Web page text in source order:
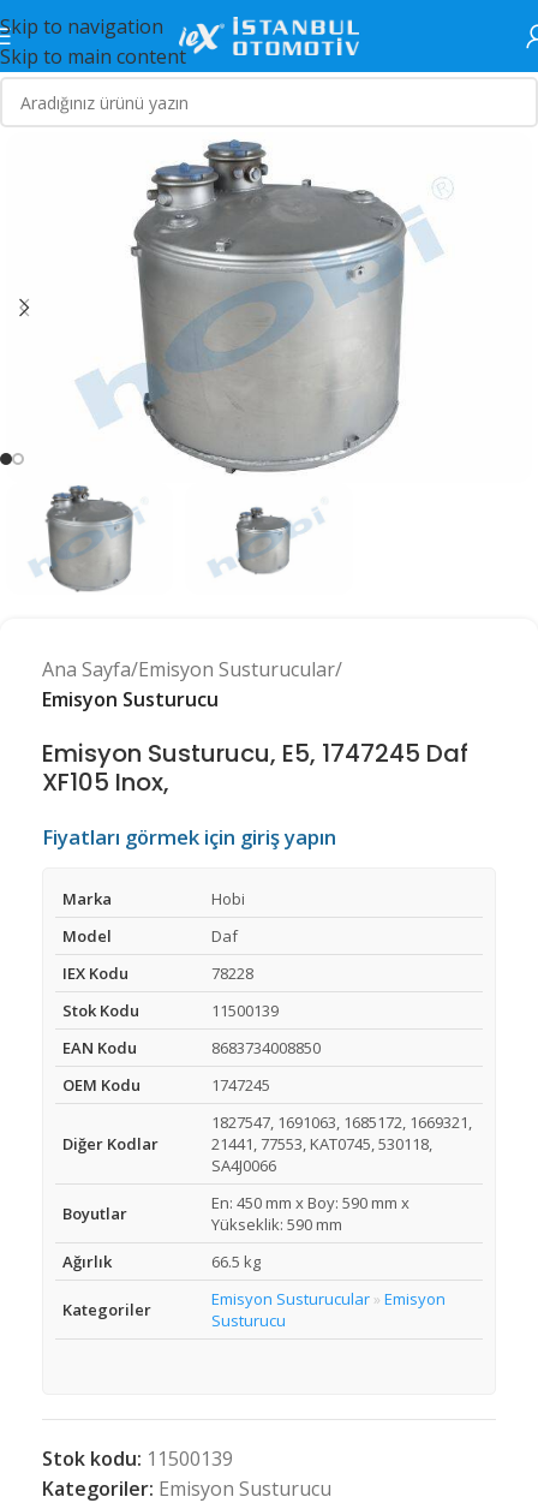
Skip to navigation
Skip to main content
Ana Sayfa Emisyon Susturucular
Emisyon Susturucu
Emisyon Susturucu, E5, 1747245 Daf
XF105 Inox,
Fiyatları görmek için giriş yapın
Marka
Hobi
Model
Daf
IEX Kodu
78228
Stok Kodu
11500139
EAN Kodu
8683734008850
OEM Kodu
1747245
Diğer Kodlar
1827547, 1691063, 1685172, 1669321,
21441, 77553, KAT0745, 530118,
SA4J0066
Boyutlar
En: 450 mm x Boy: 590 mm x
Yükseklik: 590 mm
Ağırlık
66.5 kg
Kategoriler Emisyon Susturucular » Emisyon
Susturucu
Stok kodu: 11500139
Kategoriler: Emisyon Susturucu